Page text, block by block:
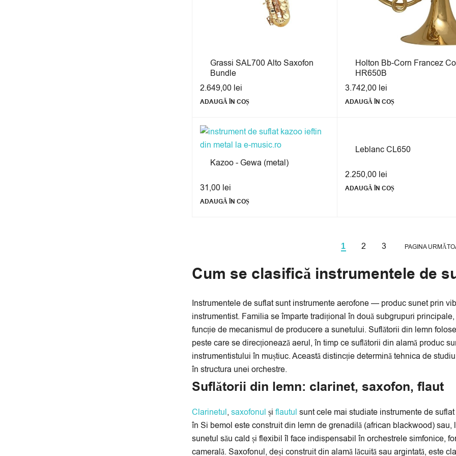
Grassi SAL700 Alto Saxofon
Bundle
2.649,00 lei
ADAUGĂ ÎN COȘ
Holton Bb-Corn Francez
HR650B
3.742,00 lei
ADAUGĂ ÎN COȘ
Kazoo - Gewa (metal)
31,00 lei
ADAUGĂ ÎN COȘ
Leblanc CL650
2.250,00 lei
ADAUGĂ ÎN COȘ
1 2 3 PAGINA
Cum se clasifică instrumentele de
Instrumentele de suflat sunt instrumente aerofone — produc sunet prin
instrumentist. Familia se împarte tradițional în două subgrupuri
funcție de mecanismul de producere a sunetului. Suflătorii din lemn
peste care se direcționează aerul, în timp ce suflătorii din alamă produc
instrumentistului în muștiuc. Această distincție determină tehnica de
în structura unei orchestre.
Suflătorii din lemn: clarinet, saxofon, flaut
Clarinetul, saxofonul și flautul sunt cele mai studiate instrumente de
în Si bemol este construit din lemn de grenadilă (african blackwood)
sunetul său cald și flexibil îl face indispensabil în orchestrele simfonice,
camerală. Saxofonul, deși construit din alamă lăcuită sau argintată, este